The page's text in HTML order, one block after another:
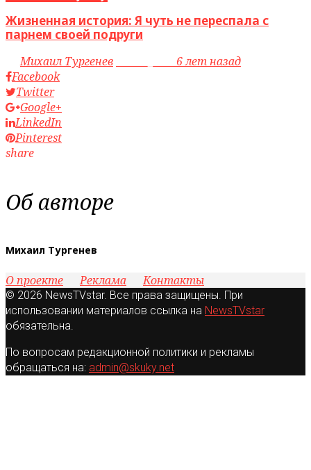
Жизненная история: Я чуть не переспала с
парнем своей подруги
byМихаил Тургенев
6 лет назад
Facebook
Twitter
Google+
LinkedIn
Pinterest
share
Об авторе
Михаил Тургенев
О проекте Реклама Контакты
© 2026 NewsTVstar. Все права защищены. При
использовании материалов ссылка на NewsTVstar
обязательна.
По вопросам редакционной политики и рекламы
обращаться на: admin@skuky.net